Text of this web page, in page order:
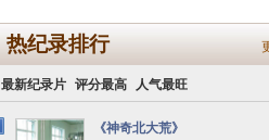
热纪录排行
最新纪录片 评分最高 人气最旺
《神奇北大荒》